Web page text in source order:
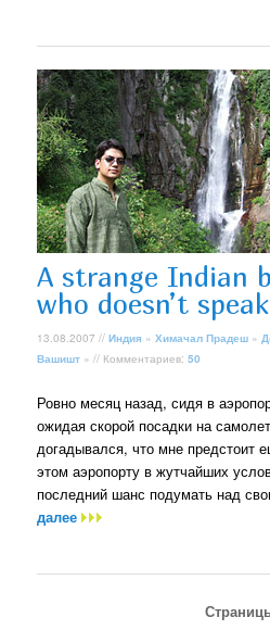
A strange Indian
who doesn’t
13.08.2007 //Индия »Химачал Прадеш »
Вашишт » // Комментариев:50
Ровно месяц назад, сидя в
ожидая скорой посадки на
догадывался, что мне предстоит
этом аэропорту в жутчайших
последний шанс подумать над
далее